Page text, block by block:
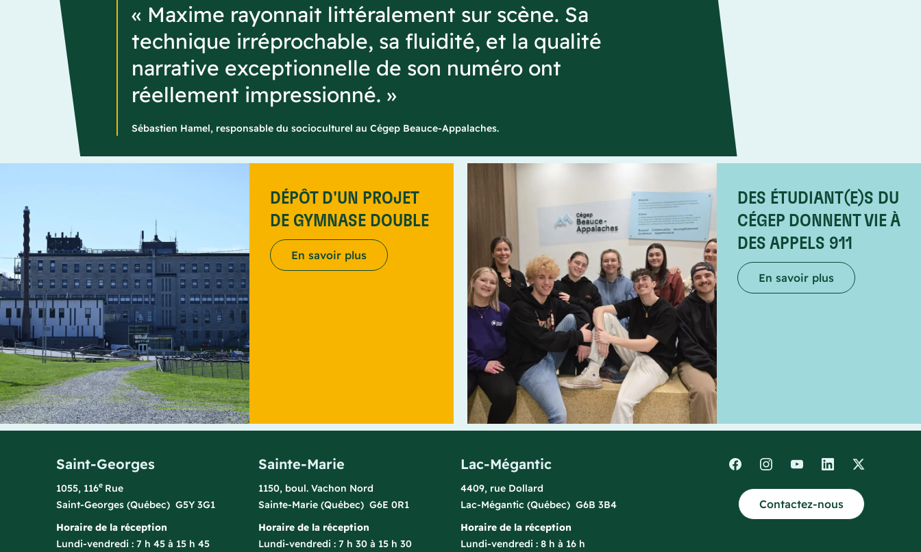
« Maxime rayonnait littéralement sur scène. Sa
technique irréprochable, sa fluidité, et la qualité
narrative exceptionnelle de son numéro ont
réellement impressionné. »
Sébastien Hamel, responsable du socioculturel au Cégep Beauce-Appalaches.
DÉPÔT D'UN PROJET
DE GYMNASE DOUBLE
En savoir plus
DES ÉTUDIANT(E)S DU
CÉGEP DONNENT VIE À
DES APPELS 911
En savoir plus
Saint-Georges
1055, 116e Rue
Saint-Georges (Québec) G5Y 3G1
Horaire de la réception
Lundi-vendredi : 7 h 45 à 15 h 45
Sainte-Marie
1150, boul. Vachon Nord
Sainte-Marie (Québec) G6E 0R1
Horaire de la réception
Lundi-vendredi : 7 h 30 à 15 h 30
Lac-Mégantic
4409, rue Dollard
Lac-Mégantic (Québec) G6B 3B4
Horaire de la réception
Lundi-vendredi : 8 h à 16 h
Contactez-nous